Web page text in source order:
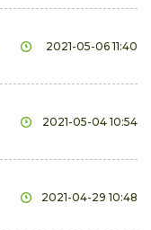
2021-05-06 11:40
2021-05-04 10:54
2021-04-29 10:48